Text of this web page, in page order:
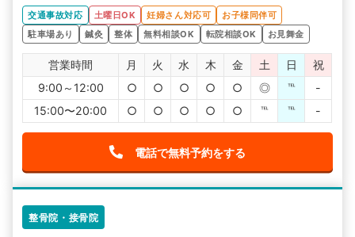
通事故対応に強い整骨院がいいと電話口の方におっしゃっ
て頂いたので一度整骨院へ行きました。
病院の時とは比べ物にならない位、丁寧に対応をしてくだ
さり、事故に遭った時は手続きはこう進めるといいよとア
ドバイスもいただきました。
痛みには必ず原因があるとしっかり身体を調べ施術をして
もらえたので安心して痛みをなくすために通院していけま
す。
交通事故対応 土曜日OK 妊婦さん対応可
お子様同伴可
駐車場あり
鍼灸 整体 無料相談OK 転院相談OK お見舞金
営業時間 月 火 水 木 金 土 日
祝
9:00～12:00
○ ○ ○ ○ ○ ◎ ℡
-
15:00〜20:00
○ ○ ○ ○ ○ ℡ ℡ -
電話で無料予約をする
整骨院・接骨院